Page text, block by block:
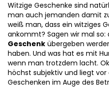
Witzige Geschenke sind
man auch jemanden damit
weiß man, dass ein witziges
ankommt? Sagen wir mal so:
Geschenk übergeben
haben. Und was hat es mit
wenn man trotzdem lacht.
höchst subjektiv und liegt vor
Geschenken im Auge des